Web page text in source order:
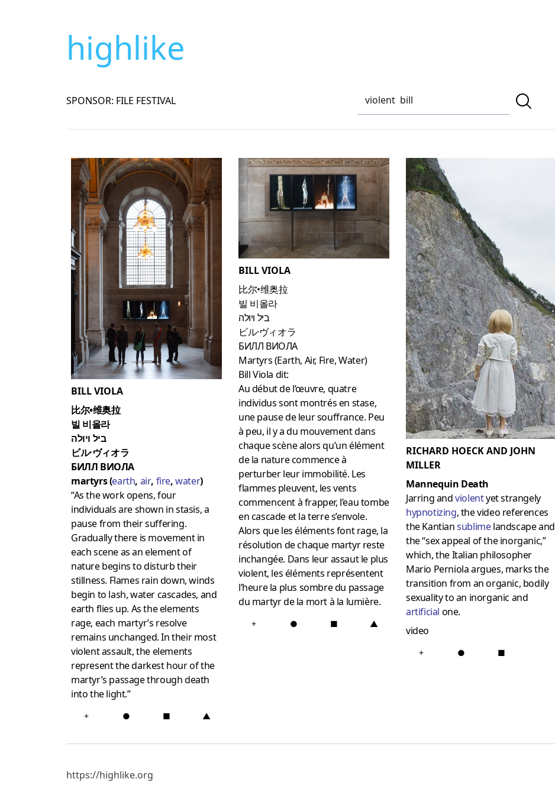
highlike
SPONSOR: FILE FESTIVAL
BILL VIOLA
比尔•维奥拉
빌 비올라
ביל ויולה
ビル·ヴィオラ
БИЛЛ ВИОЛА
martyrs (earth, air, fire,water)
“As the work opens, four
individuals are shown in stasis, a
pause from their suffering.
Gradually there is movement in
each scene as an element of
nature begins to disturb their
stillness. Flames rain down, winds
begin to lash, water cascades, and
earth flies up. As the elements
rage, each martyr’s resolve
remains unchanged. In their most
violent assault, the elements
represent the darkest hour of the
martyr’s passage through death
into the light.”
+ ● ■ ▲
BILL VIOLA
比尔•维奥拉
빌 비올라
ביל ויולה
ビル·ヴィオラ
БИЛЛ ВИОЛА
Martyrs (Earth, Air, Fire, Water)
Bill Viola dit:
Au début de l’œuvre, quatre
individus sont montrés en stase,
une pause de leur souffrance. Peu
à peu, il y a du mouvement dans
chaque scène alors qu’un élément
de la nature commence à
perturber leur immobilité. Les
flammes pleuvent, les vents
commencent à frapper, l’eau tombe
en cascade et la terre s’envole.
Alors que les éléments font rage, la
résolution de chaque martyr reste
inchangée. Dans leur assaut le plus
violent, les éléments représentent
l’heure la plus sombre du passage
du martyr de la mort à la lumière.
+ ● ■ ▲
RICHARD HOECK AND JOHN
MILLER
Mannequin Death
Jarring andviolentyet strangely
hypnotizing, the video references
the Kantiansublime landscape and
the “sex appeal of the inorganic,”
which, the Italian philosopher
Mario Perniola argues, marks the
transition from an organic, bodily
sexuality to an inorganic and
artificial one.
video
+ ● ■
https://highlike.org